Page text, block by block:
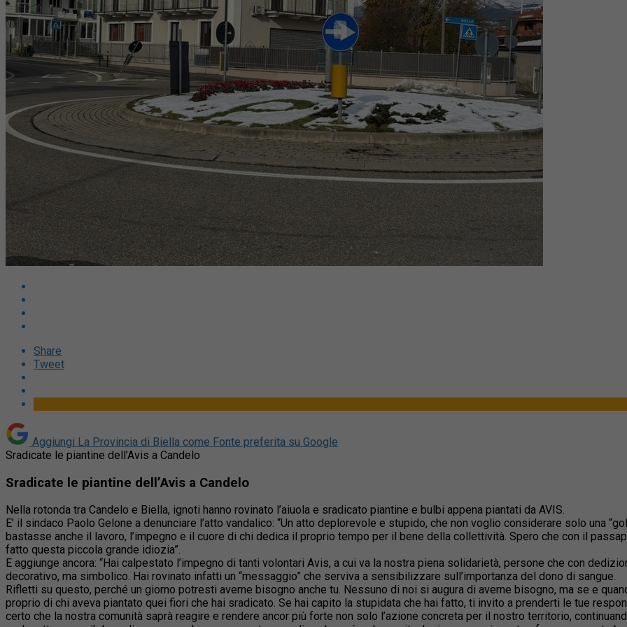
Share
Tweet
Aggiungi La Provincia di Biella come Fonte preferita su Google
Sradicate le piantine dell’Avis a Candelo
Sradicate le piantine dell’Avis a Candelo
Nella rotonda tra Candelo e Biella, ignoti hanno rovinato l’aiuola e sradicato piantine e bulbi appena piantati da AVIS.
E’ il sindaco Paolo Gelone a denunciare l’atto vandalico: “Un atto deplorevole e stupido, che non voglio considerare solo una
bastasse anche il lavoro, l’impegno e il cuore di chi dedica il proprio tempo per il bene della collettività. Spero che con il
fatto questa piccola grande idiozia”.
E aggiunge ancora: “Hai calpestato l’impegno di tanti volontari Avis, a cui va la nostra piena solidarietà, persone che con
decorativo, ma simbolico. Hai rovinato infatti un “messaggio” che serviva a sensibilizzare sull’importanza del dono di sangue.
Rifletti su questo, perché un giorno potresti averne bisogno anche tu. Nessuno di noi si augura di averne bisogno, ma se e
proprio di chi aveva piantato quei fiori che hai sradicato. Se hai capito la stupidata che hai fatto, ti invito a prenderti le tue
certo che la nostra comunità saprà reagire e rendere ancor più forte non solo l’azione concreta per il nostro territorio,